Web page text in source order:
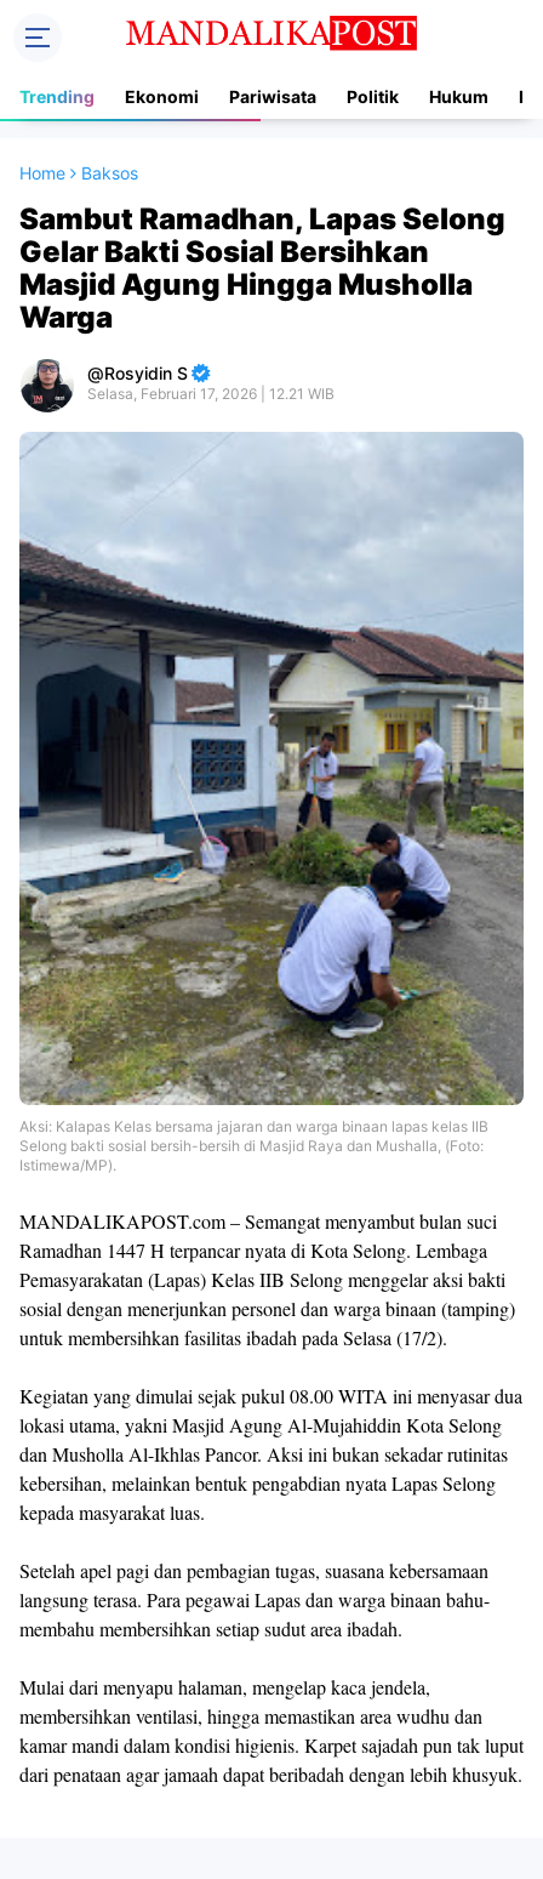
Trending Ekonomi Pariwisata Politik Hukum
Home Baksos
Sambut Ramadhan, Lapas Selong
Gelar Bakti Sosial Bersihkan
Masjid Agung Hingga Musholla
Warga
Rosyidin S
Selasa, Februari 17, 2026 | 12.21 WIB
Aksi: Kalapas Kelas bersama jajaran dan warga binaan lapas kelas IIB
Selong bakti sosial bersih-bersih di Masjid Raya dan Mushalla, (Foto:
Istimewa/MP).
MANDALIKAPOST.com – Semangat menyambut bulan suci
Ramadhan 1447 H terpancar nyata di Kota Selong. Lembaga
Pemasyarakatan (Lapas) Kelas IIB Selong menggelar aksi bakti
sosial dengan menerjunkan personel dan warga binaan (tamping)
untuk membersihkan fasilitas ibadah pada Selasa (17/2).
Kegiatan yang dimulai sejak pukul 08.00 WITA ini menyasar dua
lokasi utama, yakni Masjid Agung Al-Mujahiddin Kota Selong
dan Musholla Al-Ikhlas Pancor. Aksi ini bukan sekadar rutinitas
kebersihan, melainkan bentuk pengabdian nyata Lapas Selong
kepada masyarakat luas.
Setelah apel pagi dan pembagian tugas, suasana kebersamaan
langsung terasa. Para pegawai Lapas dan warga binaan bahu-
membahu membersihkan setiap sudut area ibadah.
Mulai dari menyapu halaman, mengelap kaca jendela,
membersihkan ventilasi, hingga memastikan area wudhu dan
kamar mandi dalam kondisi higienis. Karpet sajadah pun tak luput
dari penataan agar jamaah dapat beribadah dengan lebih khusyuk.